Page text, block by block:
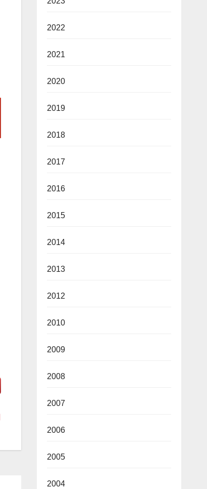
2022
2021
2020
2019
2018
2017
2016
2015
2014
2013
2012
2010
2009
2008
2007
2006
2005
2004